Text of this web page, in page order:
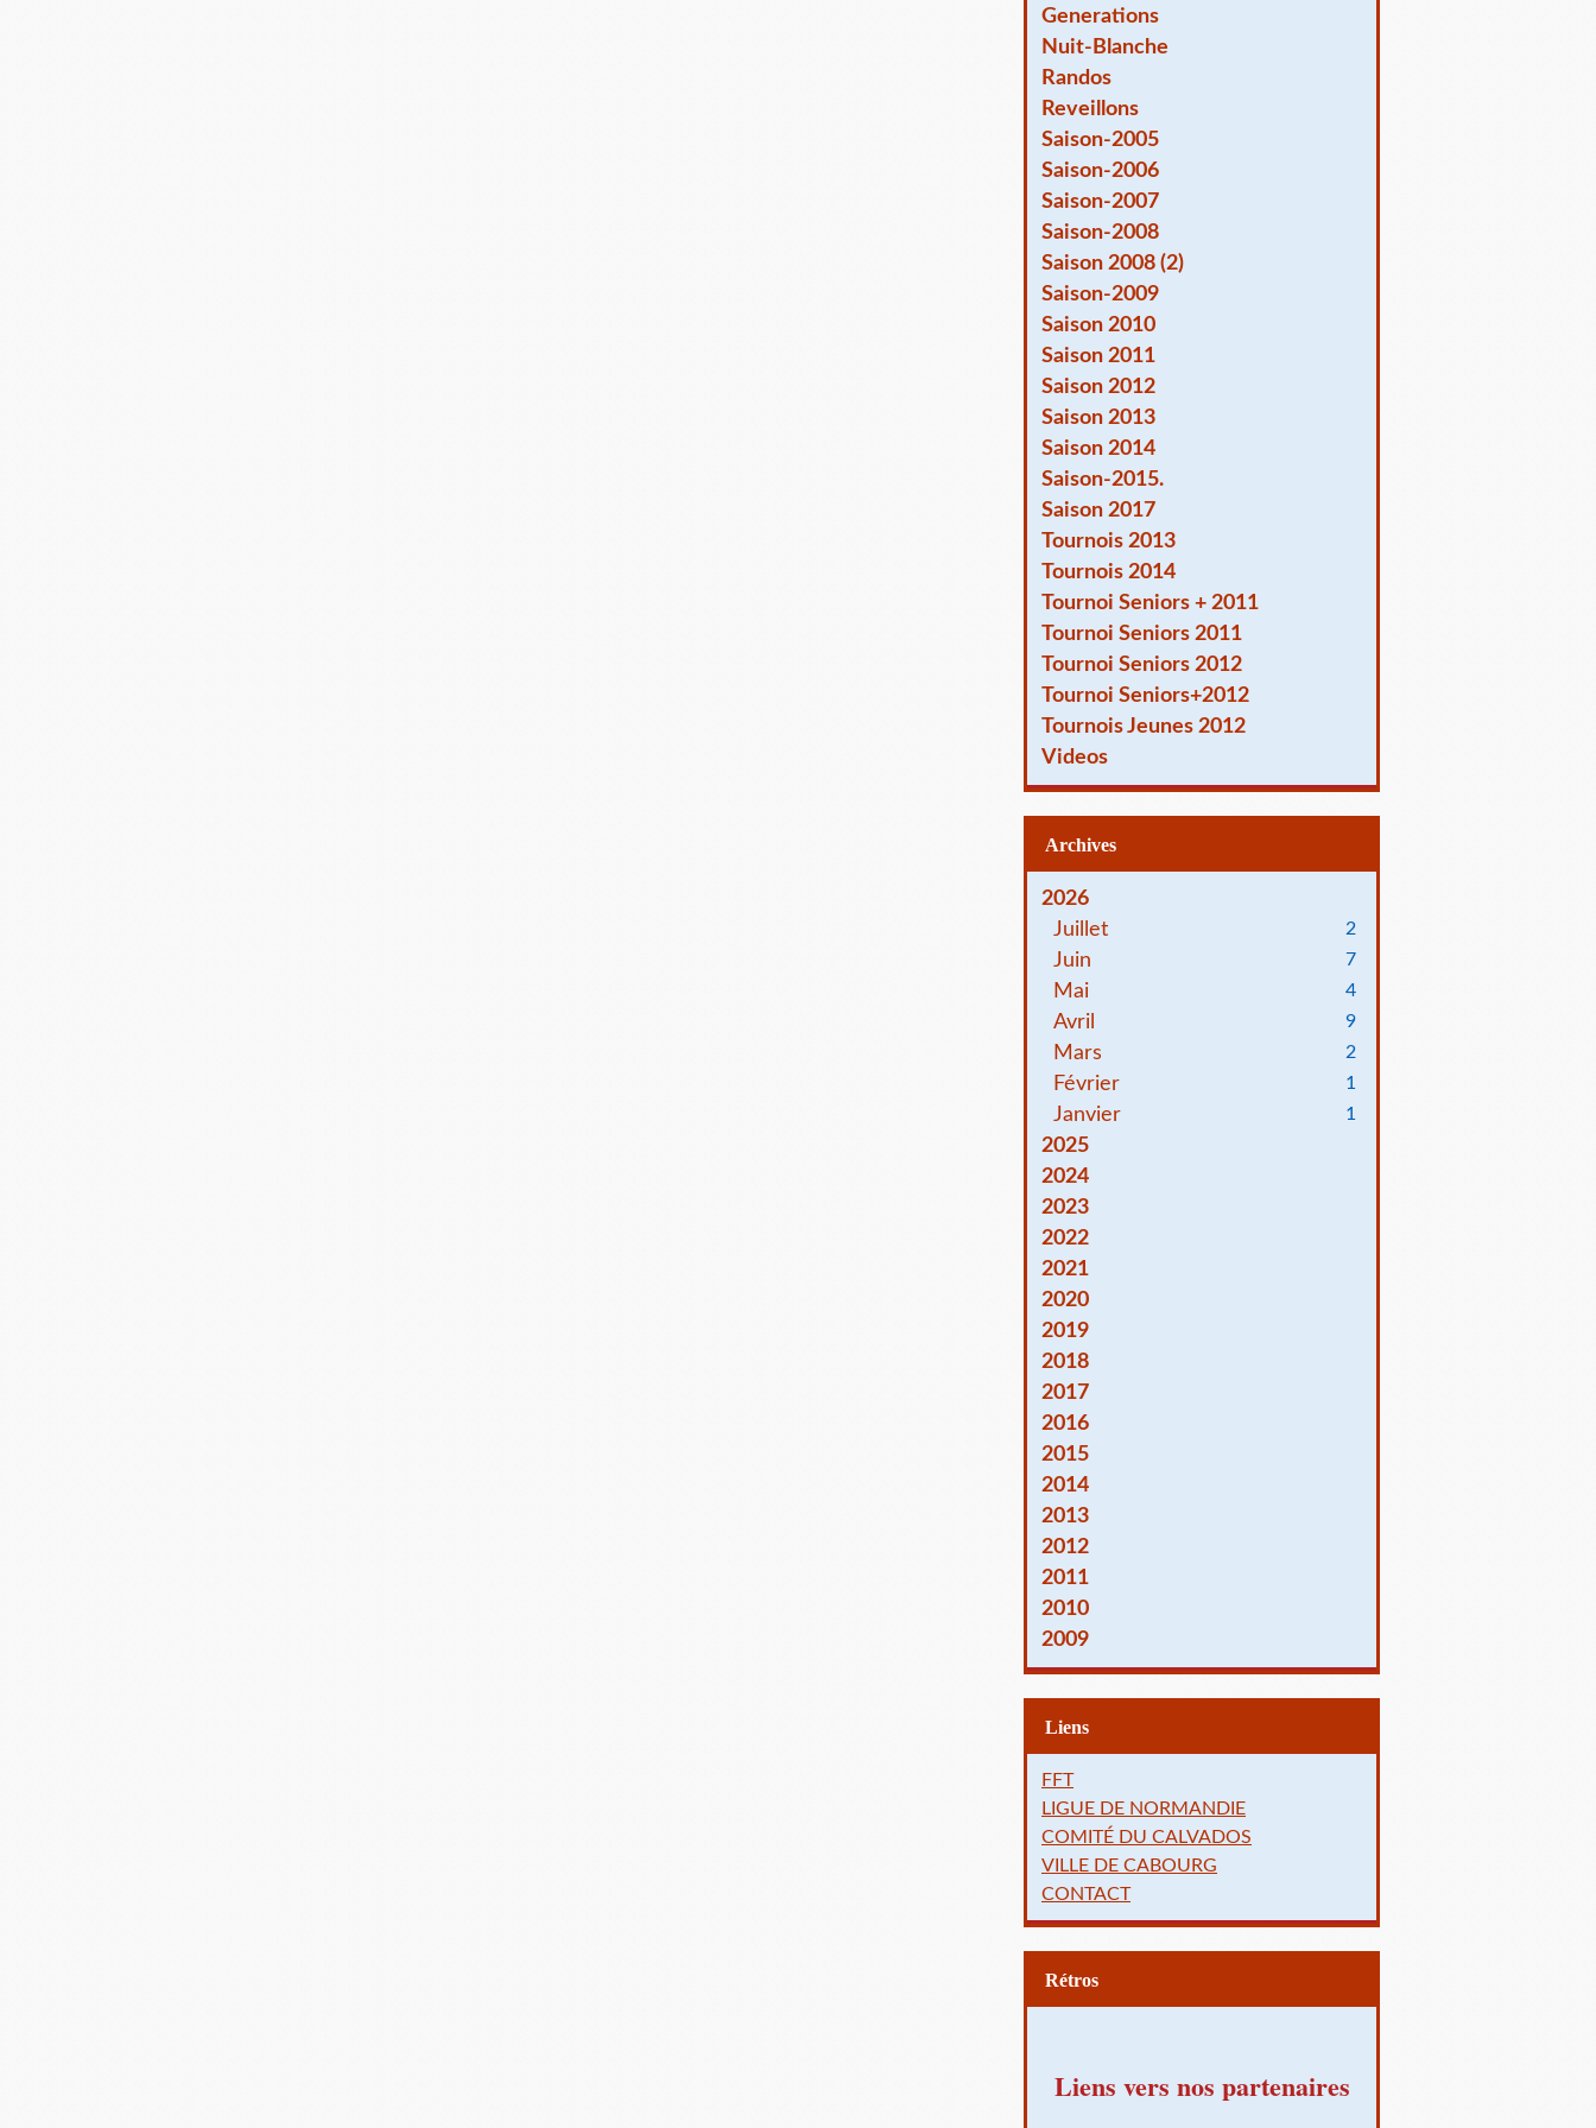
Generations
Nuit-Blanche
Randos
Reveillons
Saison-2005
Saison-2006
Saison-2007
Saison-2008
Saison 2008 (2)
Saison-2009
Saison 2010
Saison 2011
Saison 2012
Saison 2013
Saison 2014
Saison-2015.
Saison 2017
Tournois 2013
Tournois 2014
Tournoi Seniors + 2011
Tournoi Seniors 2011
Tournoi Seniors 2012
Tournoi Seniors+2012
Tournois Jeunes 2012
Videos
Archives
2026
Juillet
2
Juin 7
Mai 4
Avril 9
Mars 2
Février 1
Janvier 1
2025
2024
2023
2022
2021
2020
2019
2018
2017
2016
2015
2014
2013
2012
2011
2010
2009
Liens
FFT
LIGUE DE NORMANDIE
COMITÉ DU CALVADOS
VILLE DE CABOURG
CONTACT
Rétros
Liens vers nos partenaires